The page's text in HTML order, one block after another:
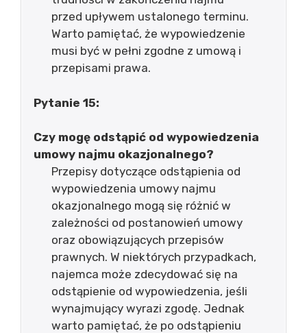
przed upływem ustalonego terminu.
Warto pamiętać, że wypowiedzenie
musi być w pełni zgodne z umową i
przepisami prawa.
Pytanie 15:
Czy mogę odstąpić od wypowiedzenia
umowy najmu okazjonalnego?
Przepisy dotyczące odstąpienia od
wypowiedzenia umowy najmu
okazjonalnego mogą się różnić w
zależności od postanowień umowy
oraz obowiązujących przepisów
prawnych. W niektórych przypadkach,
najemca może zdecydować się na
odstąpienie od wypowiedzenia, jeśli
wynajmujący wyrazi zgodę. Jednak
warto pamiętać, że po odstąpieniu